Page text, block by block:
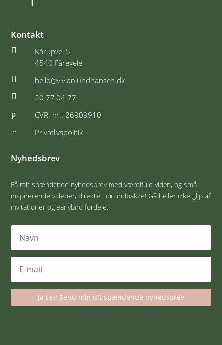
Kontakt

Kårupvej 5
4540 Fårevele

hello@vivianlundhansen.dk

20 77 04 77
p
CVR. nr.: 26909910
~
Privatlivspolitik
Nyhedsbrev
Få mit spændende nyhedsbrev med værdifuld viden, og små
inspirerende videoer, direkte i din indbakke! Gå heller ikke glip af
invitationer og earlybird fordele.
Ja tak! Send mig dit spændende nyhedsbrev